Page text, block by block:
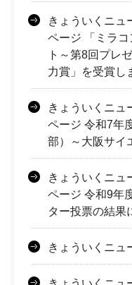
きょういくニュ
ページ 「ミラ
ト～第8回プレ
力賞」を受賞し
きょういくニュ
ページ 令和7年
部）～大阪サイ
きょういくニュ
ページ 令和9年
ター投票の結果
きょういくニュ